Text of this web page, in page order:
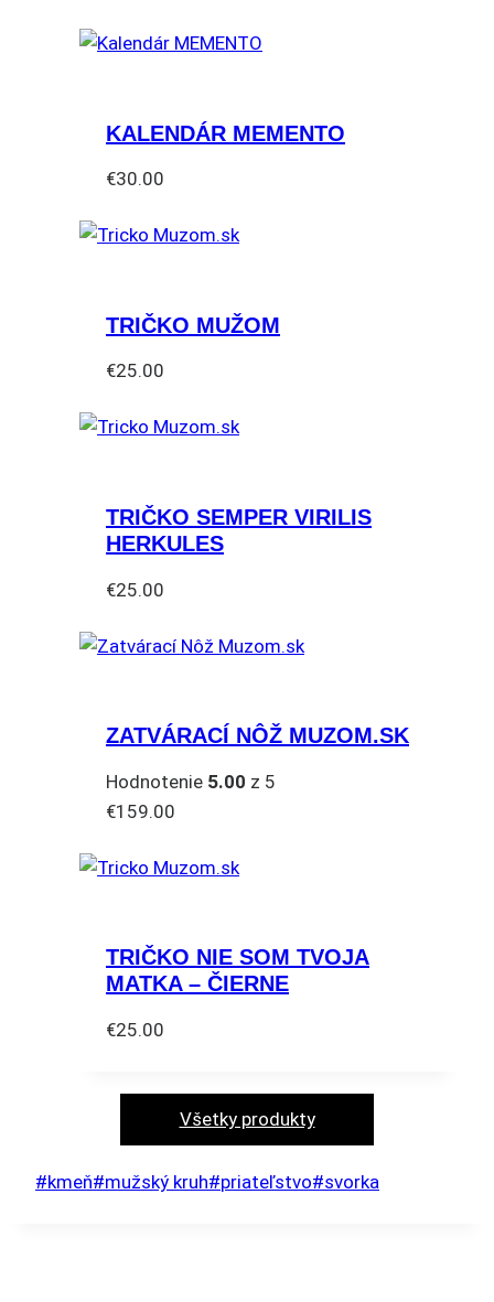
KALENDÁR MEMENTO
€30.00
TRIČKO MUŽOM
€25.00
produkt
variantov.
Možnosti
si
vybrať
produktu.
TRIČKO SEMPER VIRILIS
HERKULES
€25.00
produkt
variantov.
vybrať
produktu.
ZATVÁRACÍ NÔŽ MUZOM.SK
Hodnotenie 5.00 z 5
€159.00
TRIČKO NIE SOM TVOJA
MATKA – ČIERNE
€25.00
produkt
viacero
variantov.
Všetky produkty
Post
#kmeň#mužský kruh#priateľstvo#svorka